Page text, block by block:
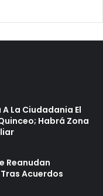
La Ciudadania El
Habrá Zona
Reanudan
Acuerdos